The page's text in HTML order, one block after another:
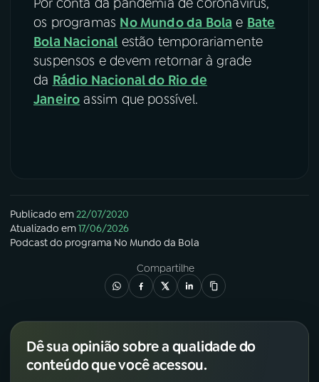
Por conta da pandemia de coronavírus,
os programas No Mundo da Bola e Bate
Bola Nacional estão temporariamente
suspensos e devem retornar à grade
da Rádio Nacional do Rio de
Janeiro assim que possível.
Publicado em22/07/2020
Atualizado em17/06/2026
Podcastdo programa No Mundo da Bola
Compartilhe
Dê sua opinião sobre a qualidade do
conteúdo que você acessou.